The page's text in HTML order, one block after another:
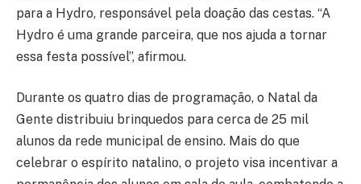
para a Hydro, responsável pela doação das cestas. “A
Hydro é uma grande parceira, que nos ajuda a tornar
essa festa possível”, afirmou.
Durante os quatro dias de programação, o Natal da
Gente distribuiu brinquedos para cerca de 25 mil
alunos da rede municipal de ensino. Mais do que
celebrar o espírito natalino, o projeto visa incentivar a